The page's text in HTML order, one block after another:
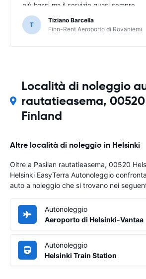
più bassi ma il servizio quasi sempre
peggiore tramite piattaforma di
prenotazione (EasyTerra è più semplice
e chiaro)
T
Tiziano Barcella
Finn-Rent Aeroporto di Rovaniemi
Località di noleggio
rautatieasema,
Finland
Altre località di noleggio in Helsinki
Oltre a Pasilan rautatieasema, 00520
Helsinki EasyTerra Autonoleggio
auto a noleggio che si trovano nei
Autonoleggio
Aeroporto di Helsinki-Vantaa
Autonoleggio
Helsinki Train Station